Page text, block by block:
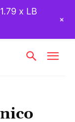
x LB
+